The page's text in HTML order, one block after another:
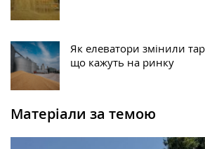
Як елеватори змінили
що кажуть на ринку
Матеріали за темою